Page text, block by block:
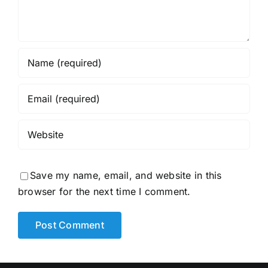
Save my name, email, and website in this
browser for the next time I comment.